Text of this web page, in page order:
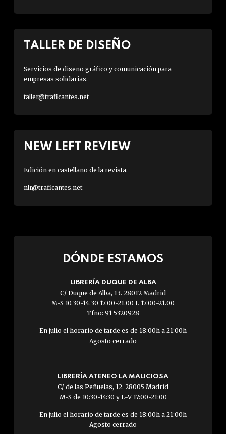
TALLER DE DISEÑO
Servicios de diseño gráfico y comunicación para
empresas solidarias.
taller@traficantes.net
NEW LEFT REVIEW
Edición en castellano de la revista.
nlr@traficantes.net
DÓNDE ESTAMOS
LIBRERÍA DUQUE DE ALBA
C/ Duque de Alba, 13. 28012 Madrid
M-S 10.30-14.30 17.00-21.00 L 17.00-21.00
Tfno: 91 5320928
En julio el horario de tarde es de 18:00h a 21:00h
Agosto cerrado
LIBRERÍA ATENEO LA MALICIOSA
C/ de las Peñuelas, 12. 28005 Madrid
M-S de 10:30-14:30 y L-V 17:00-21:00
En julio el horario de tarde es de 18:00h a 21:00h
Agosto cerrado